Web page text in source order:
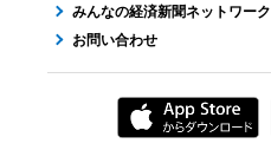
みんなの経済新聞ネットワーク
お問い合わせ